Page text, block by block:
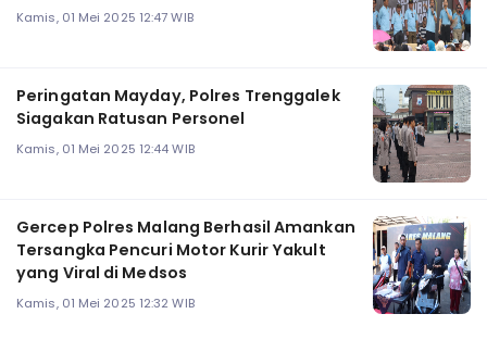
Kamis, 01 Mei 2025 12:47 WIB
Peringatan Mayday, Polres Trenggalek
Siagakan Ratusan Personel
Kamis, 01 Mei 2025 12:44 WIB
Gercep Polres Malang Berhasil Amankan
Tersangka Pencuri Motor Kurir Yakult
yang Viral di Medsos
Kamis, 01 Mei 2025 12:32 WIB